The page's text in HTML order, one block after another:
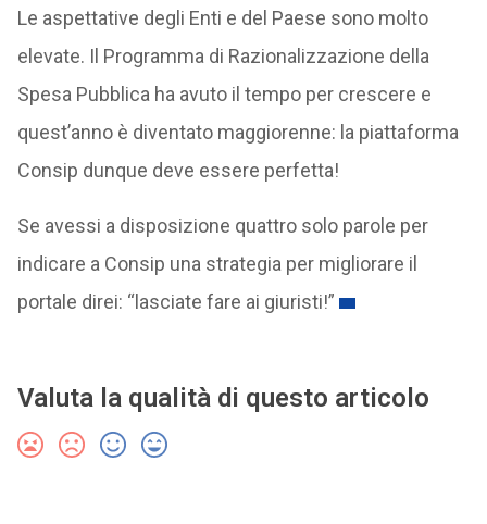
Le aspettative degli Enti e del Paese sono molto
elevate. Il Programma di Razionalizzazione della
Spesa Pubblica ha avuto il tempo per crescere e
quest’anno è diventato maggiorenne: la piattaforma
Consip dunque deve essere perfetta!
Se avessi a disposizione quattro solo parole per
indicare a Consip una strategia per migliorare il
portale direi: “lasciate fare ai giuristi!”
Valuta la qualità di questo articolo